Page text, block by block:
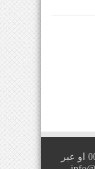
للتواصل معنا عبر الهاتف 0096170950660 او عبر